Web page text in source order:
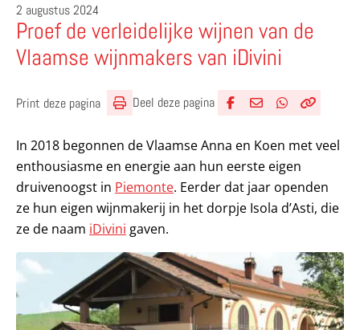
2 augustus 2024
Proef de verleidelijke wijnen van de
Vlaamse wijnmakers van iDivini
Print deze pagina Deel deze pagina
In 2018 begonnen de Vlaamse Anna en Koen met veel
enthousiasme en energie aan hun eerste eigen
druivenoogst in Piemonte. Eerder dat jaar openden
ze hun eigen wijnmakerij in het dorpje Isola d’Asti, die
ze de naam iDivini gaven.